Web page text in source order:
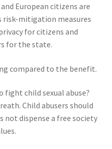
European citizens are
risk-mitigation measures
for citizens and
for the state.
compared to the benefit.
fight child sexual abuse?
Child abusers should
not dispense a free society